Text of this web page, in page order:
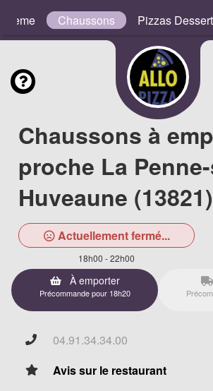
Chaussons Pizzas
Chaussons à
proche La
Huveaune (13821)
Actuellement fermé...
18h00 - 22h00
À emporter
Précommande pour 18h20
04.91.34.34.00
Avis sur le restaurant